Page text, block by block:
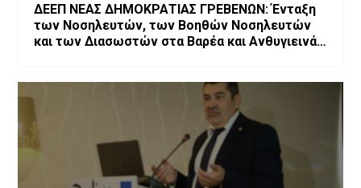
ΔΕΕΠ ΝΕΑΣ ΔΗΜΟΚΡΑΤΙΑΣ ΓΡΕΒΕΝΩΝ: Ένταξη
των Νοσηλευτών, των Βοηθών Νοσηλευτών
και των Διασωστών στα Βαρέα και Ανθυγιεινά